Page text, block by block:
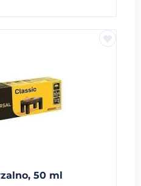
50 ml